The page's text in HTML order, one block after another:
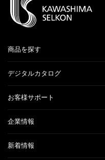
商品を探す
デジタルカタログ
お客様サポート
企業情報
新着情報